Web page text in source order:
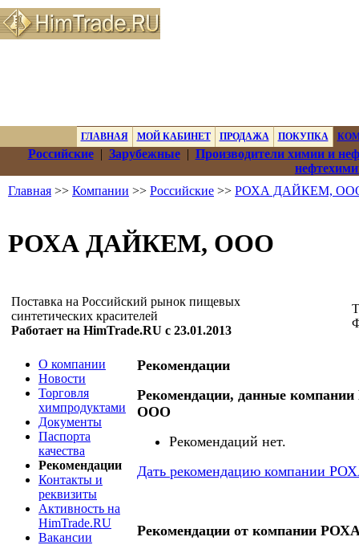
ГЛАВНАЯ МОЙ КАБИНЕТ ПРОДАЖА ПОКУПКА
Российские| Зарубежные| Производители химии и
Главная >> Компании >> Российские >> РОХА ДАЙКЕМ,
РОХА ДАЙКЕМ, ООО
Поставка на Российский рынок пищевых
синтетических красителей
Работает на HimTrade.RU с 23.01.2013
О компании
Новости
Торговля
химпродуктами
Документы
Паспорта
качества
Рекомендации
Контакты и
реквизиты
Активность на
HimTrade.RU
Вакансии
Рекомендации
Рекомендации, данные
ООО
Рекомендаций нет.
Дать рекомендацию компании
Рекомендации от компании